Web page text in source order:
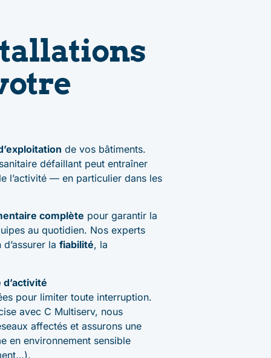
de vos bâtiments.
défaillant peut entraîner
l’activité — en particulier dans les
complète pour garantir la
au quotidien. Nos experts
la fiabilité, la
pour limiter toute interruption.
avec C Multiserv, nous
affectés et assurons une
en environnement sensible